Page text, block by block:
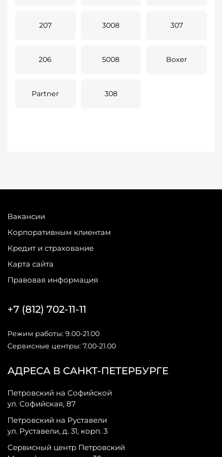
207 3008 307
206 5008 Boxer
Partner 308
Вакансии
Корпоративным клиентам
Кредит и страхование
Карта сайта
Правовая информация
АДРЕСА В САНКТ-ПЕТЕРБУРГЕ
Петровский на Софийской
ул. Софийская, 87
Петровский на Руставели
ул. Руставели, д. 31, корп. 3
Сервисный центр Петровский
+7 (812) 702-11-11
Режим работы: 9.00-21.00
Сервисные центры: 7.00-21.00